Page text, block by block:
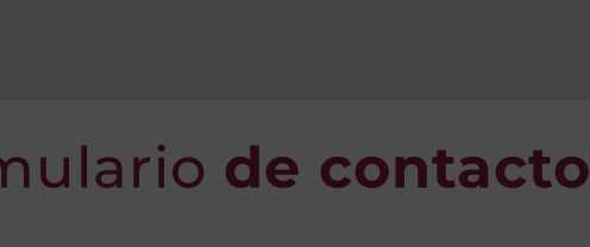
de contacto